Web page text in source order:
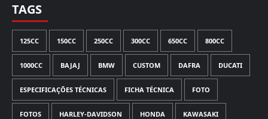
TAGS
125CC 150CC 250CC 300CC 650CC 800CC
1000CC BAJAJ BMW CUSTOM DAFRA DUCATI
ESPECIFICAÇÕES TÉCNICAS FICHA TÉCNICA FOTO
FOTOS HARLEY-DAVIDSON HONDA KAWASAKI